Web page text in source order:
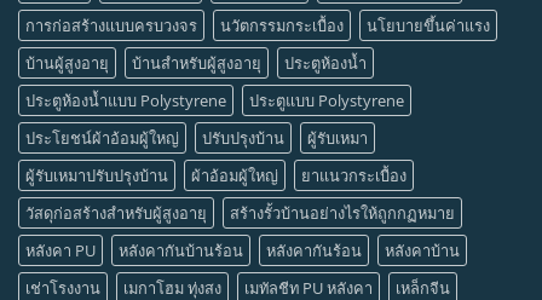
การก่อสร้างแบบครบวงจร
นวัตกรรมกระเบื้อง
นโยบายขึ้นค่าแรง
บ้านผู้สูงอายุ
บ้านสำหรับผู้สูงอายุ
ประตูห้องน้ำ
ประตูห้องน้ำแบบ Polystyrene
ประตูแบบ Polystyrene
ประโยชน์ผ้าอ้อมผู้ใหญ่
ปรับปรุงบ้าน
ผู้รับเหมา
ผู้รับเหมาปรับปรุงบ้าน
ผ้าอ้อมผู้ใหญ่
ยาแนวกระเบื้อง
วัสดุก่อสร้างสำหรับผู้สูงอายุ
สร้างรั้วบ้านอย่างไรให้ถูกกฏหมาย
หลังคา PU
หลังคากันบ้านร้อน หลังคากันร้อน
หลังคาบ้าน
เช่าโรงงาน
เมกาโฮม ทุ่งสง เมทัลชีท PU หลังคา
เหล็กจีน